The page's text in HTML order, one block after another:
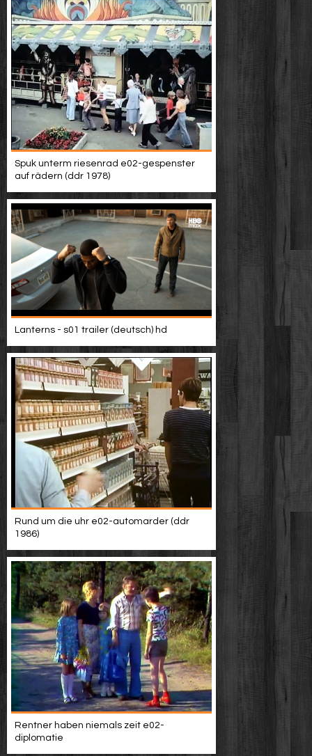
Spuk unterm riesenrad e02-gespenster
auf rädern (ddr 1978)
Lanterns - s01 trailer (deutsch) hd
Rund um die uhr e02-automarder (ddr
1986)
Rentner haben niemals zeit e02-
diplomatie